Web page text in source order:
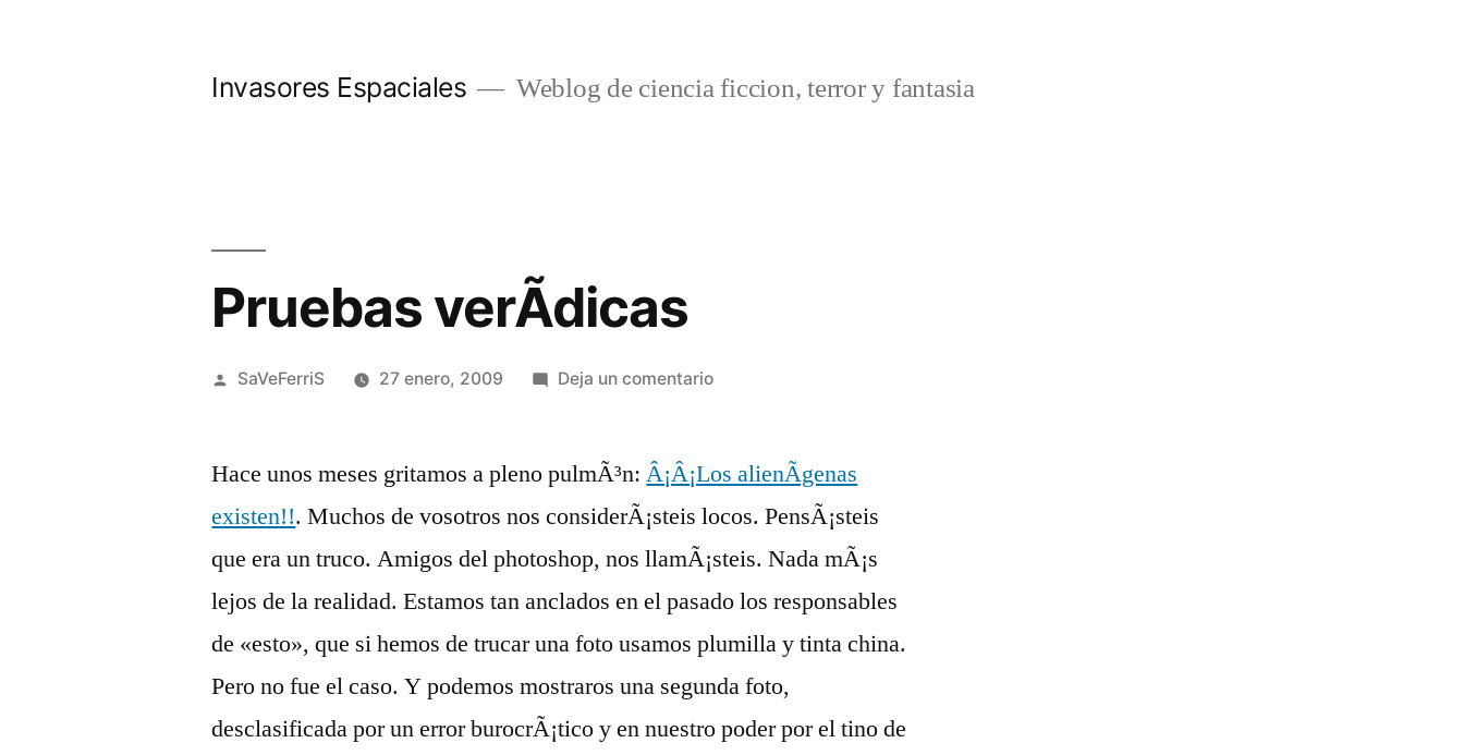
Invasores Espaciales Weblog de ciencia ficcion, terror y fantasia
Pruebas verÃ­dicas
Publicado
SaVeFerriS 27 enero, 2009 Deja un comentarioen
dicas
Hace unos meses gritamos a pleno pulmÃ³n:Â¡Â¡Los alienÃ­genas
existen!!. Muchos de vosotros nos considerÃ¡steis locos. PensÃ¡steis
que era un truco. Amigos del photoshop, nos llamÃ¡steis. Nada mÃ¡s
lejos de la realidad. Estamos tan anclados en el pasado los responsables
de «esto», que si hemos de trucar una foto usamos plumilla y tinta china.
Pero no fue el caso. Y podemos mostraros una segunda foto,
desclasificada por un error burocrÃ¡tico y en nuestro poder por el tino de